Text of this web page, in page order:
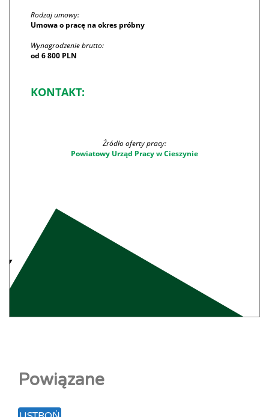
Rodzaj umowy:
Umowa o pracę na okres próbny
Wynagrodzenie brutto:
od 6 800 PLN
KONTAKT:
Źródło oferty pracy:
Powiatowy Urząd Pracy w Cieszynie
Powiązane